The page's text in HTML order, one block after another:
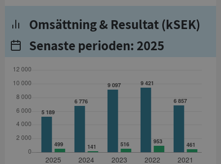
Omsättning & Resultat (kSEK)
Senaste perioden: 2025